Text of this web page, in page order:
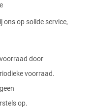
ons op solide service,
door
voorraad.
op.